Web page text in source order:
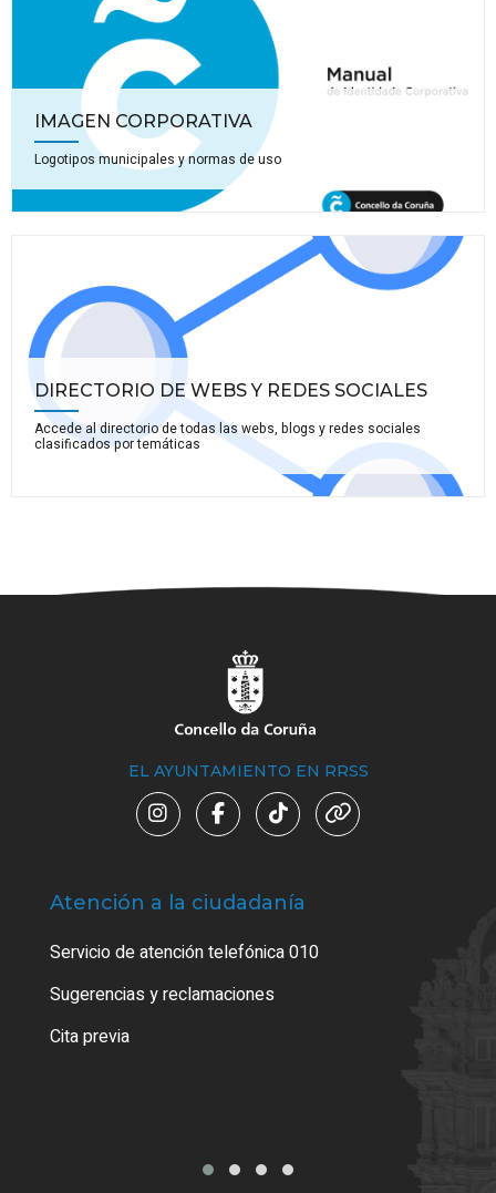
IMAGEN CORPORATIVA
Logotipos municipales y normas de uso
DIRECTORIO DE WEBS Y REDES SOCIALES
Accede al directorio de todas las webs, blogs y redes sociales
clasificados por temáticas
EL AYUNTAMIENTO EN RRSS
Atención a la ciudadanía
Servicio de atención telefónica 010
Sugerencias y reclamaciones
Cita previa